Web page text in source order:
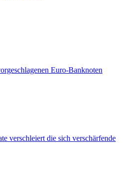
Euro-Banknoten
verschleiert die sich verschärfende